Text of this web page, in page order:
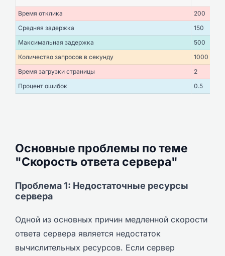
Время отклика
200
Средняя задержка
150
Максимальная задержка
500
Количество запросов в секунду
1000
Время загрузки страницы
2
Процент ошибок
0.5
Основные проблемы по теме
"Скорость ответа сервера"
Проблема 1: Недостаточные ресурсы
сервера
Одной из основных причин медленной скорости
ответа сервера является недостаток
вычислительных ресурсов. Если сервер